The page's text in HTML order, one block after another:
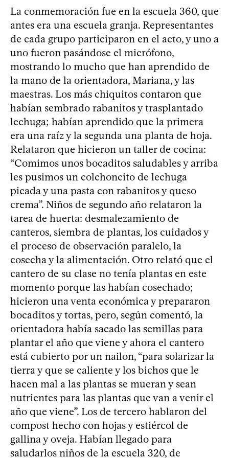
La conmemoración fue en la escuela 360, que
antes era una escuela granja. Representantes
de cada grupo participaron en el acto, y uno a
uno fueron pasándose el micrófono,
mostrando lo mucho que han aprendido de
la mano de la orientadora, Mariana, y las
maestras. Los más chiquitos contaron que
habían sembrado rabanitos y trasplantado
lechuga; habían aprendido que la primera
era una raíz y la segunda una planta de hoja.
Relataron que hicieron un taller de cocina:
“Comimos unos bocaditos saludables y arriba
les pusimos un colchoncito de lechuga
picada y una pasta con rabanitos y queso
crema”. Niños de segundo año relataron la
tarea de huerta: desmalezamiento de
canteros, siembra de plantas, los cuidados y
el proceso de observación paralelo, la
cosecha y la alimentación. Otro relató que el
cantero de su clase no tenía plantas en este
momento porque las habían cosechado;
hicieron una venta económica y prepararon
bocaditos y tortas, pero, según comentó, la
orientadora había sacado las semillas para
plantar el año que viene y ahora el cantero
está cubierto por un nailon, “para solarizar la
tierra y que se caliente y los bichos que le
hacen mal a las plantas se mueran y sean
nutrientes para las plantas que van a venir el
año que viene”. Los de tercero hablaron del
compost hecho con hojas y estiércol de
gallina y oveja. Habían llegado para
saludarlos niños de la escuela 320, de